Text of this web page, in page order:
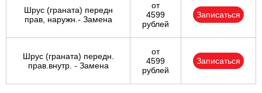
Шрус (граната) передн
прав, наружн.- Замена
от
4599
рублей
Записаться
Шрус (граната) передн.
прав.внутр. - Замена
от
4599
рублей
Записаться